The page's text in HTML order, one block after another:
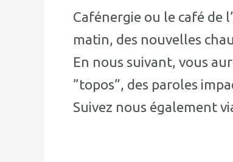
Cafénergie ou le café de
matin, des nouvelles
En nous suivant, vous
”topos”, des paroles
Suivez nous également